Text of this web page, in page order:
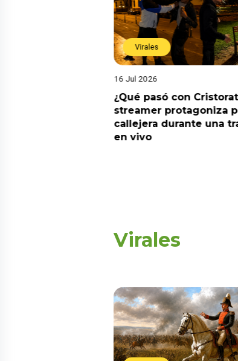
Virales
16 Jul 2026
¿Qué pasó con
streamer protagoniza
callejera durante una
en vivo
Virales